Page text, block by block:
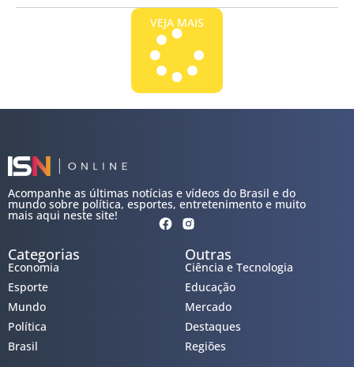
VEJA MAIS
Acompanhe as últimas notícias e vídeos do Brasil e do
mundo sobre política, esportes, entretenimento e muito
mais aqui neste site!
Categorias
Economia
Esporte
Mundo
Política
Brasil
Outras
Ciência e Tecnologia
Educação
Mercado
Destaques
Regiões